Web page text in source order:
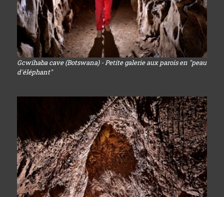
Gcwihaba cave (Botswana) - Petite galerie aux parois en "peau
d'éléphant"